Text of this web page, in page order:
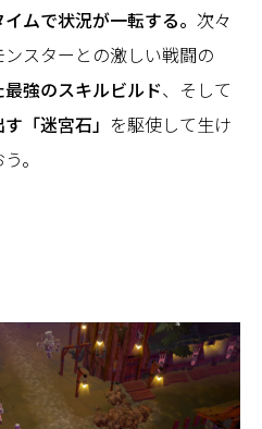
ムで状況が一転する。 次々
スターとの激しい戦闘の
強のスキルビルド、そして
「迷宮石」 を駆使して生け
。